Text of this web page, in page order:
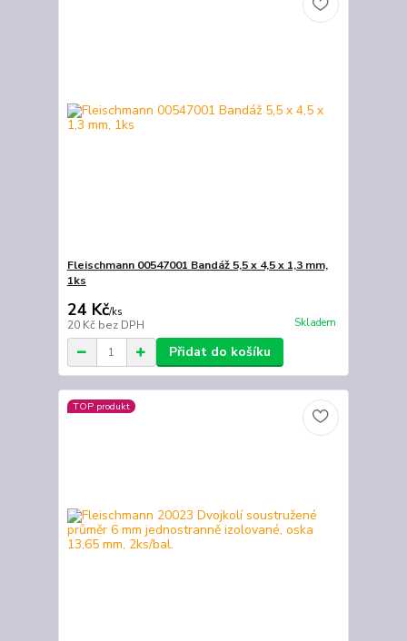
Fleischmann 00547001 Bandáž 5,5 x 4,5 x 1,3 mm,
1ks
24 Kč/ks
20 Kč bez DPH Skladem
Přidat do košíku
TOP produkt